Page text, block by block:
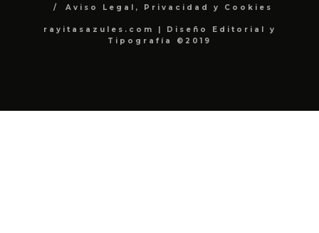
Aviso Legal, Privacidad y Cookies
rayitasazules.com | Diseño Editorial y
Tipografía ©2019